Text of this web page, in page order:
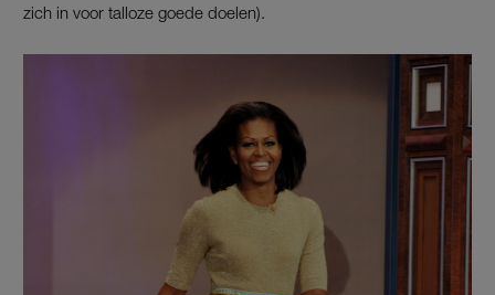
zich in voor talloze goede doelen).